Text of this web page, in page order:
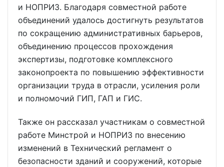
и НОПРИЗ. Благодаря совместной работе
объединений удалось достигнуть результатов
по сокращению административных барьеров,
объединению процессов прохождения
экспертизы, подготовке комплексного
законопроекта по повышению эффективности
организации труда в отрасли, усиления роли
и полномочий ГИП, ГАП и ГИС.
Также он рассказал участникам о совместной
работе Минстрой и НОПРИЗ по внесению
изменений в Технический регламент о
безопасности зданий и сооружений, которые